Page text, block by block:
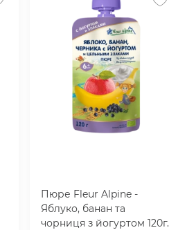
Пюре Fleur Alpine -
Яблуко, банан та
чорниця з йогуртом 120г.